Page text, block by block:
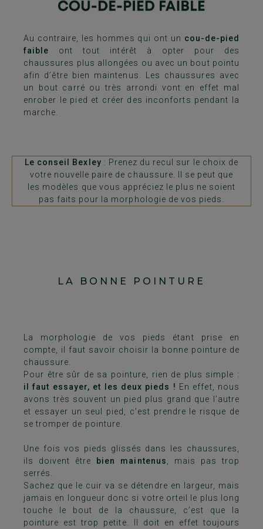
Au contraire, les hommes qui ont un cou-de-pied
faible ont tout intérêt à opter pour des
chaussures plus allongées ou avec un bout pointu
afin d’être bien maintenus. Les chaussures avec
un bout carré ou très arrondi vont en effet mal
enrober le pied et créer des inconforts pendant la
marche.
Le conseil Bexley : Prenez du recul sur le choix de
votre nouvelle paire de chaussure. Il se peut que
les modèles que vous appréciez le plus ne soient
pas faits pour la morphologie de vos pieds.
LA BONNE POINTURE
La morphologie de vos pieds étant prise en
compte, il faut savoir choisir la bonne pointure de
chaussure.
Pour être sûr de sa pointure, rien de plus simple :
il faut essayer, et les deux pieds ! En effet, nous
avons très souvent un pied plus grand que l’autre
et essayer un seul pied, c’est prendre le risque de
se tromper de pointure.
Une fois vos pieds glissés dans les chaussures,
ils doivent être
bien maintenus
, mais pas trop
serrés.
Sachez que le cuir va se détendre en largeur, mais
jamais en longueur donc si votre orteil le plus long
touche le bout de la chaussure, c’est que la
pointure est trop petite. Il doit en effet toujours